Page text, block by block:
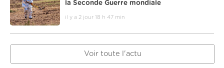
la Seconde Guerre mondiale
il y a 2 jour 18 h 47 min
Voir toute l'actu